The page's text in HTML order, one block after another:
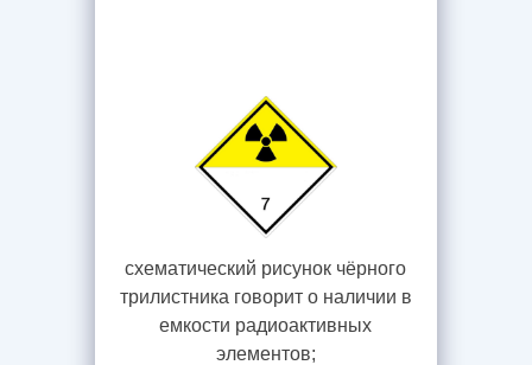
схематический рисунок чёрного
трилистника говорит о наличии в
емкости радиоактивных
элементов;